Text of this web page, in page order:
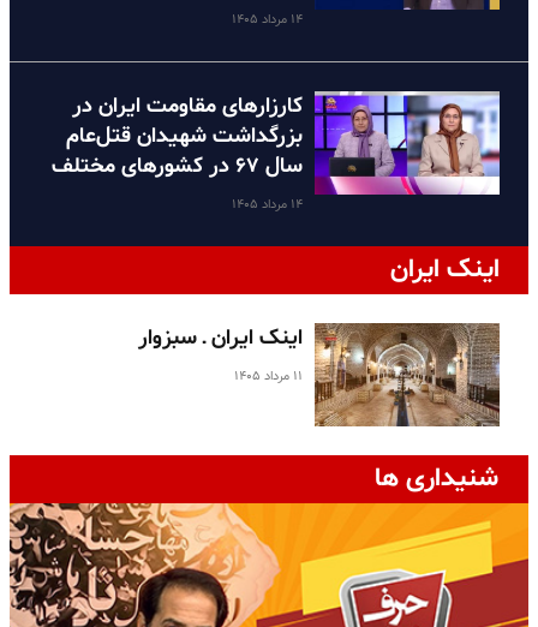
۱۴ مرداد ۱۴۰۵
کارزارهای مقاومت ایران در
بزرگداشت شهیدان قتل‌عام
سال ۶۷ در کشورهای مختلف
۱۴ مرداد ۱۴۰۵
اینک ایران
اینک ایران ـ سبزوار
۱۱ مرداد ۱۴۰۵
شنیداری ها